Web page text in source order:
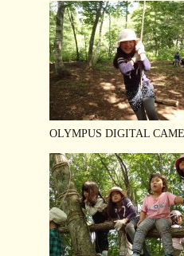
OLYMPUS DIGITAL